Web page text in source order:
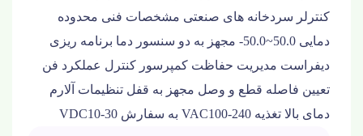
کنترلر سردخانه های صنعتی مشخصات فنی محدوده
دمایی 50.0~50.0- مجهز به دو سنسور دما برنامه ریزی
دیفراست مدیریت حفاظت کمپرسور کنترل عملکرد فن
تعیین فاصله قطع و وصل مجهز به قفل تنظیمات آلارم
دمای بالا تغذیه VAC100-240 به سفارش VDC10-30